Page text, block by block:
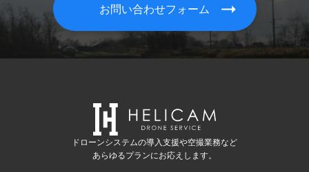
お問い合わせフォーム
ドローンシステムの導入支援や空撮業務など
あらゆるプランにお応えします。